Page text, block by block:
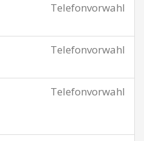
Telefonvorwahl
Telefonvorwahl
Telefonvorwahl